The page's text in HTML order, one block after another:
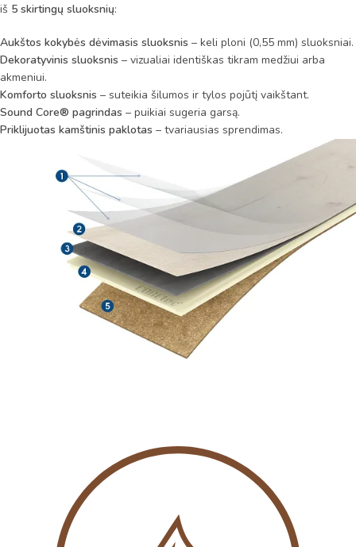
iš 5 skirtingų sluoksnių:
Aukštos kokybės dėvimasis sluoksnis – keli ploni (0,55 mm) sluoksniai.
Dekoratyvinis sluoksnis – vizualiai identiškas tikram medžiui arba
akmeniui.
Komforto sluoksnis – suteikia šilumos ir tylos pojūtį vaikštant.
Sound Core® pagrindas – puikiai sugeria garsą.
Priklijuotas kamštinis paklotas – tvariausias sprendimas.